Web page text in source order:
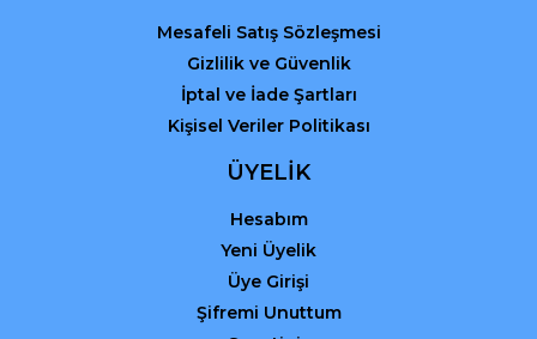
Mesafeli Satış Sözleşmesi
Gizlilik ve Güvenlik
İptal ve İade Şartları
Kişisel Veriler Politikası
ÜYELİK
Hesabım
Yeni Üyelik
Üye Girişi
Şifremi Unuttum